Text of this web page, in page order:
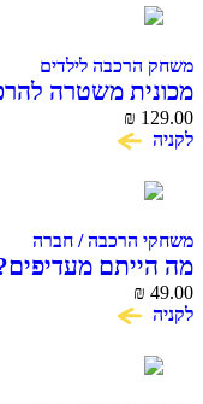
לילדים
BLOCK RC
₪
/ חברה
מעדיפים?